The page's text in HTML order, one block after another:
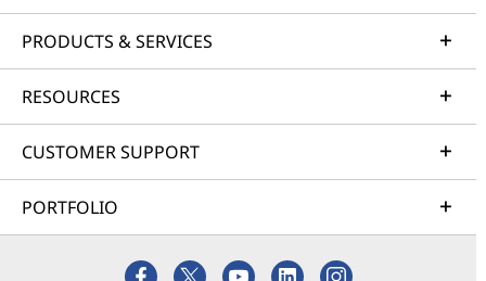
PRODUCTS & SERVICES
RESOURCES
CUSTOMER SUPPORT
PORTFOLIO